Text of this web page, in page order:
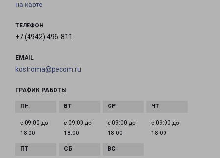
на карте
ТЕЛЕФОН
+7 (4942) 496-811
EMAIL
kostroma@pecom.ru
ГРАФИК РАБОТЫ
с 09:00 до
18:00
с 09:00 до
18:00
с 09:00 до
18:00
с 09:00 до
18:00